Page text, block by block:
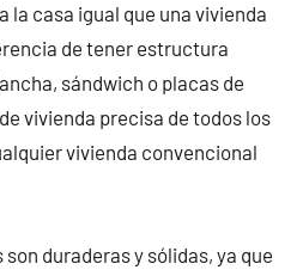
la casa igual que una vivienda
de tener estructura
sándwich o placas de
vivienda precisa de todos los
vivienda convencional
duraderas y sólidas, ya que